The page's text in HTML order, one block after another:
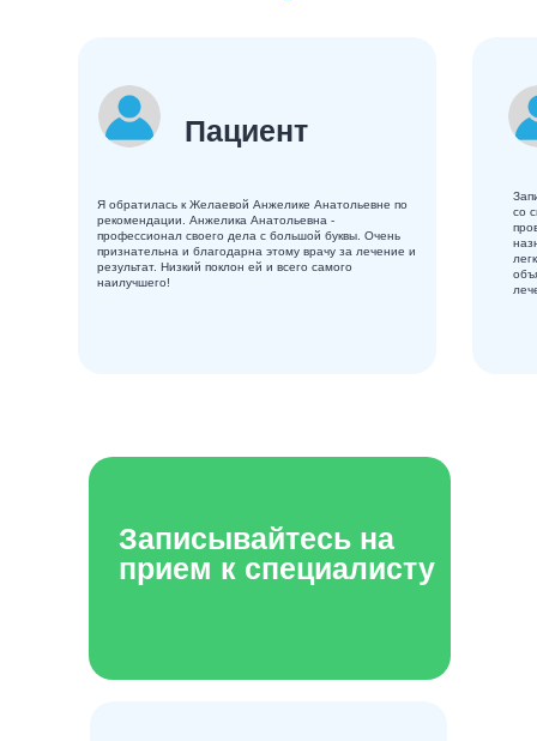
Пациент
Я обратилась к Желаевой Анжелике Анатольевне по
рекомендации. Анжелика Анатольевна -
профессионал своего дела с большой буквы. Очень
признательна и благодарна этому врачу за лечение и
результат. Низкий поклон ей и всего самого
наилучшего!
со
Записывайтесь на
прием к специалисту